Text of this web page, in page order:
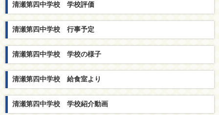
清瀬第四中学校 学校評価
清瀬第四中学校 行事予定
清瀬第四中学校 学校の様子
清瀬第四中学校 給食室より
清瀬第四中学校 学校紹介動画